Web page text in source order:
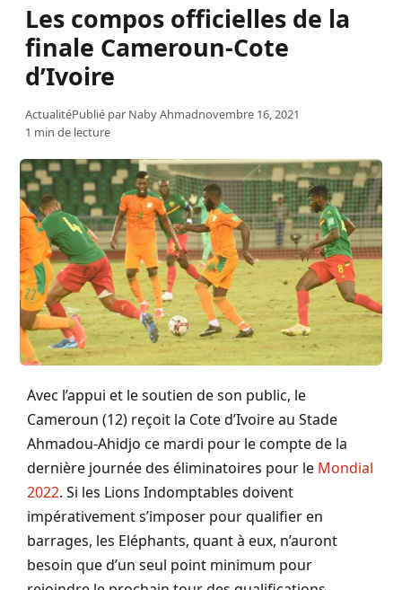
Les compos officielles de la
finale Cameroun-Cote
d’Ivoire
ActualitéPublié par Naby Ahmadnovembre 16, 2021
1 min de lecture
Avec l’appui et le soutien de son public, le
Cameroun (12) reçoit la Cote d’Ivoire au Stade
Ahmadou-Ahidjo ce mardi pour le compte de la
dernière journée des éliminatoires pour le Mondial
2022. Si les Lions Indomptables doivent
impérativement s’imposer pour qualifier en
barrages, les Eléphants, quant à eux, n’auront
besoin que d’un seul point minimum pour